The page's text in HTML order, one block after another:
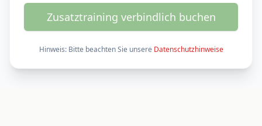
Zusatztraining verbindlich buchen
Hinweis: Bitte beachten Sie unsere Datenschutzhinweise